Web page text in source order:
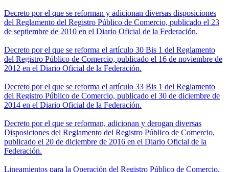
Decreto por el que se reforman y adicionan diversas disposiciones
del Reglamento del Registro Público de Comercio, publicado el 23
de septiembre de 2010 en el Diario Oficial de la Federación.
Decreto por el que se reforma el artículo 30 Bis 1 del Reglamento
del Registro Público de Comercio, publicado el 16 de noviembre de
2012 en el Diario Oficial de la Federación.
Decreto por el que se reforma el artículo 33 Bis 1 del Reglamento
del Registro Público de Comercio, publicado el 30 de diciembre de
2014 en el Diario Oficial de la Federación.
Decreto por el que se reforman, adicionan y derogan diversas
Disposiciones del Reglamento del Registro Público de Comercio,
publicado el 20 de diciembre de 2016 en el Diario Oficial de la
Federación.
Lineamientos para la Operación del Registro Público de Comercio.